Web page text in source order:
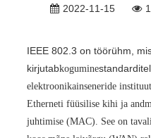
2022-11-15
IEEE 802.3 on töörühm,
kirjutabkogumine
elektroonikainseneride
Etherneti füüsilise kihi ja
juhtimise (MAC). See on